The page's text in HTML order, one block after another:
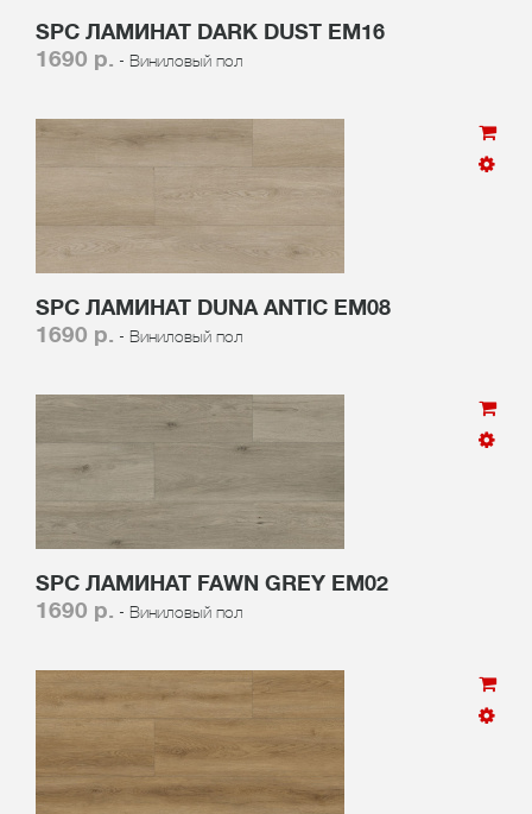
SPC ЛАМИНАТ DARK DUST EM16
1690 р. - Виниловый пол
SPC ЛАМИНАТ DUNA ANTIC EM08
1690 р. - Виниловый пол
SPC ЛАМИНАТ FAWN GREY EM02
1690 р. - Виниловый пол